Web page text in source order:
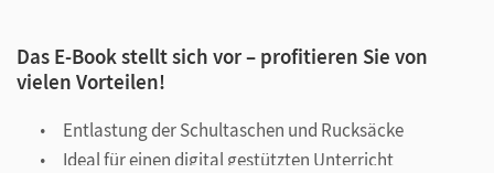
Das E-Book stellt sich vor – profitieren Sie von
vielen Vorteilen!
Entlastung der Schultaschen und Rucksäcke
Ideal für einen digital gestützten Unterricht